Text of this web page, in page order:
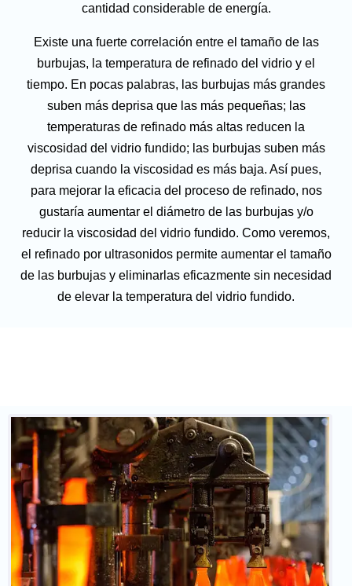
cantidad considerable de energía.
Existe una fuerte correlación entre el tamaño de las
burbujas, la temperatura de refinado del vidrio y el
tiempo. En pocas palabras, las burbujas más grandes
suben más deprisa que las más pequeñas; las
temperaturas de refinado más altas reducen la
viscosidad del vidrio fundido; las burbujas suben más
deprisa cuando la viscosidad es más baja. Así pues,
para mejorar la eficacia del proceso de refinado, nos
gustaría aumentar el diámetro de las burbujas y/o
reducir la viscosidad del vidrio fundido. Como veremos,
el refinado por ultrasonidos permite aumentar el tamaño
de las burbujas y eliminarlas eficazmente sin necesidad
de elevar la temperatura del vidrio fundido.